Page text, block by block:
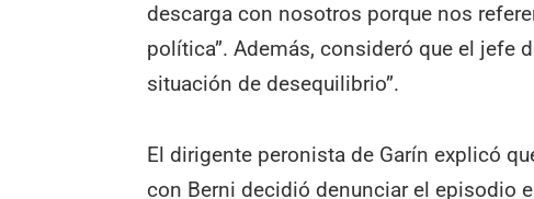
descarga con nosotros porque nos
política”. Además, consideró que el jefe
situación de desequilibrio”.
El dirigente peronista de Garín explicó
con Berni decidió denunciar el episodio